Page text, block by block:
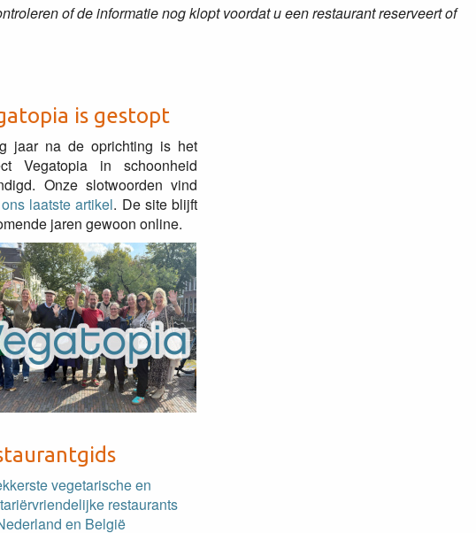
of de informatie nog klopt voordat u een restaurant reserveert of
is gestopt
jaar na de oprichting is het
Vegatopia in schoonheid
Onze slotwoorden vind
ons laatste artikel. De site blijft
jaren gewoon online.
vegetarische en
restaurants
en België